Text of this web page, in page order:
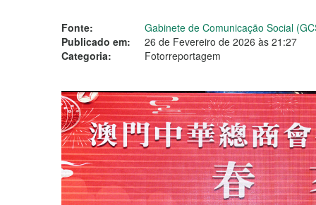
Fonte:
Gabinete de Comunicação Social
Publicado em:
26 de Fevereiro de 2026 às 21:27
Categoria:
Fotorreportagem